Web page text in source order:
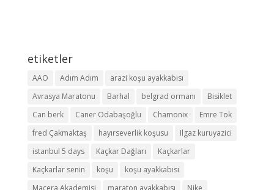
etiketler
AAO Adım Adım
arazi koşu ayakkabısı
Avrasya Maratonu
Barhal belgrad ormanı
Bisiklet
Can berk
Caner Odabaşoğlu Chamonix
Emre Tok
fred Çakmaktaş
hayırseverlik koşusu
Ilgaz kuruyazici
istanbul 5 days
Kaçkar Dağları
Kaçkarlar
Kaçkarlar senin
koşu
koşu ayakkabısı
Macera Akademisi
maraton ayakkabısı Nike